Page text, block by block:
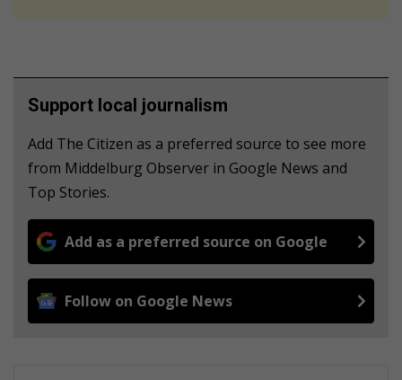
Support local journalism
Add The Citizen as a preferred source to see more
from Middelburg Observer in Google News and
Top Stories.
Add as a preferred source on Google
Follow on Google News